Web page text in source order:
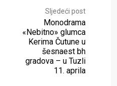
Sljedeći post
Monodrama
«Nebitno» glumca
Kerima Čutune u
šesnaest bh
gradova – u Tuzli
11. aprila